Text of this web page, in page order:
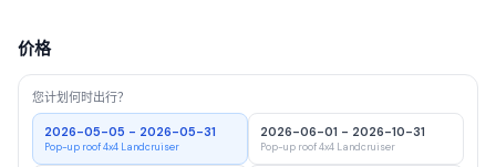
价格
您计划何时出行？
2026-05-05 - 2026-05-31
Pop-up roof 4x4 Landcruiser
2026-06-01 - 2026-10-31
Pop-up roof 4x4 Landcruiser